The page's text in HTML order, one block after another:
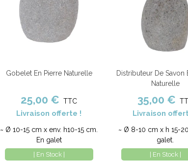
Ajouter au panier Comparer
Gobelet En Pierre Naturelle
25,00 € TTC
Livraison offerte !
~ Ø 10-15 cm x env. h10-15 cm.
En galet
| En Stock |
Ajouter au panier
Distributeur De Savon
Naturelle
35,00 €
Livraison
~ Ø 8-10 cm x h 15-
galet.
| En Stock |